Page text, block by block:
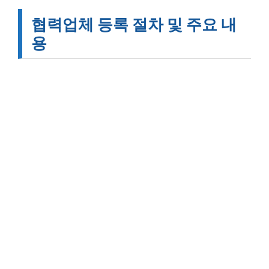
협력업체 등록 절차 및 주요 내
용